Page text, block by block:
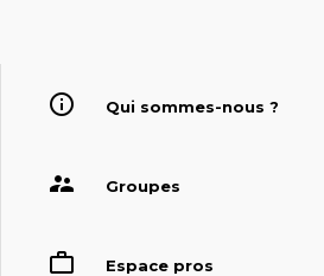
Qui sommes-nous ?
Groupes
Espace pros